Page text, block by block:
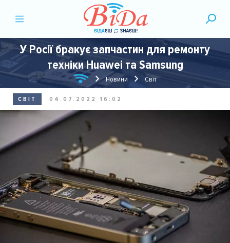
У Росії бракує запчастин для ремонту
техніки Huawei та Samsung
Новини Світ
СВІТ 04.07.2022 16:02